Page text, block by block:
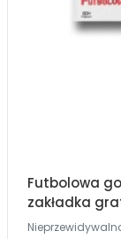
Futbolowa
zakładka